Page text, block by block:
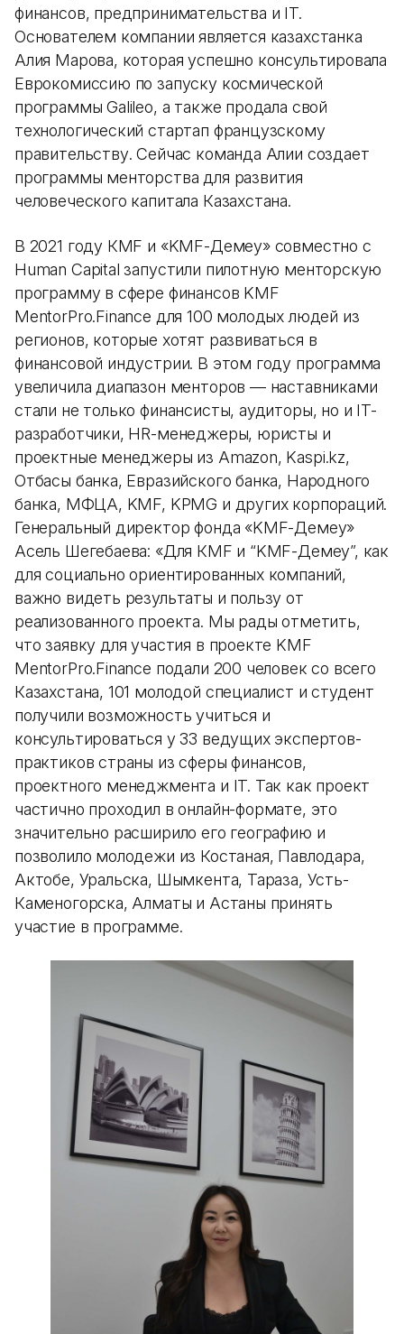
финансов, предпринимательства и IT.
Основателем компании является казахстанка
Алия Марова, которая успешно консультировала
Еврокомиссию по запуску космической
программы Galileo, а также продала свой
технологический стартап французскому
правительству. Сейчас команда Алии создает
программы менторства для развития
человеческого капитала Казахстана.
В 2021 году КMF и «KMF-Демеу» совместно с
Human Capital запустили пилотную менторскую
программу в сфере финансов KMF
MentorPro.Finance для 100 молодых людей из
регионов, которые хотят развиваться в
финансовой индустрии. В этом году программа
увеличила диапазон менторов — наставниками
стали не только финансисты, аудиторы, но и IT-
разработчики, HR-менеджеры, юристы и
проектные менеджеры из Amazon, Kaspi.kz,
Отбасы банка, Евразийского банка, Народного
банка, МФЦА, KMF, KPMG и других корпораций.
Генеральный директор фонда «KMF-Демеу»
Асель Шегебаева: «Для КMF и “KMF-Демеу”, как
для социально ориентированных компаний,
важно видеть результаты и пользу от
реализованного проекта. Мы рады отметить,
что заявку для участия в проекте KMF
MentorPro.Finance подали 200 человек со всего
Казахстана, 101 молодой специалист и студент
получили возможность учиться и
консультироваться у 33 ведущих экспертов-
практиков страны из сферы финансов,
проектного менеджмента и IT. Так как проект
частично проходил в онлайн-формате, это
значительно расширило его географию и
позволило молодежи из Костаная, Павлодара,
Актобе, Уральска, Шымкента, Тараза, Усть-
Каменогорска, Алматы и Астаны принять
участие в программе.